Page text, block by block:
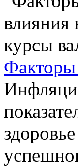
Факторы